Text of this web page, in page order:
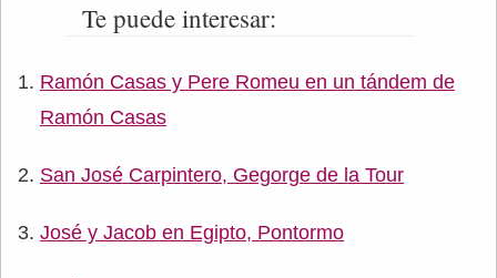
Te puede interesar:
Ramón Casas y Pere Romeu en un tándem de
Ramón Casas
San José Carpintero, Gegorge de la Tour
José y Jacob en Egipto, Pontormo